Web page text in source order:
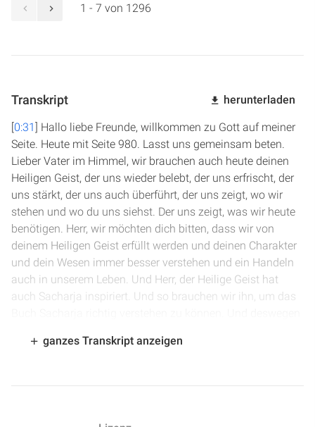
1 - 7 von 1296
Transkript herunterladen
[0:31] Hallo liebe Freunde, willkommen zu Gott auf meiner
Seite. Heute mit Seite 980. Lasst uns gemeinsam beten.
Lieber Vater im Himmel, wir brauchen auch heute deinen
Heiligen Geist, der uns wieder belebt, der uns erfrischt, der
uns stärkt, der uns auch überführt, der uns zeigt, wo wir
stehen und wo du uns siehst. Der uns zeigt, was wir heute
benötigen. Herr, wir möchten dich bitten, dass wir von
deinem Heiligen Geist erfüllt werden und deinen Charakter
und dein Wesen immer besser verstehen und ein Handeln
auch in unserem Leben. Und Herr, der Heilige Geist hat
auch Sacharja inspiriert. Und so brauchen wir ihn, um das
uns sprichst und unser Lehrer bist. Das bitten wir im
ganzes Transkript anzeigen